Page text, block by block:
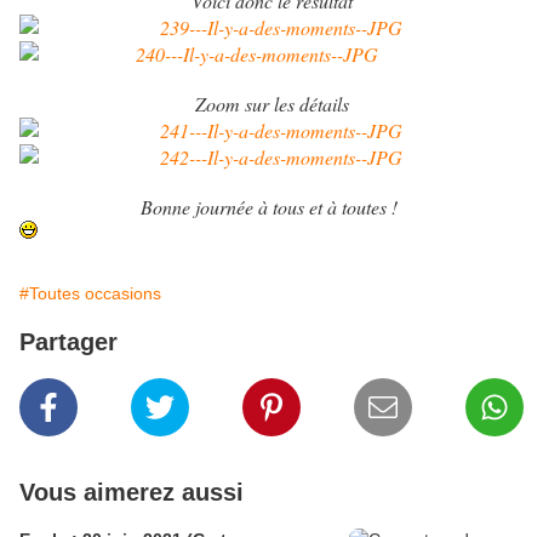
Zoom sur les détails
Bonne journée à tous et à toutes !
#Toutes occasions
Partager
Vous aimerez aussi